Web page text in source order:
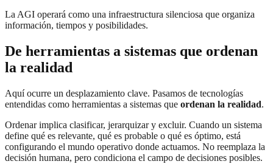
La AGI operará como una infraestructura silenciosa que organiza
información, tiempos y posibilidades.
De herramientas a sistemas que ordenan
la realidad
Aquí ocurre un desplazamiento clave. Pasamos de tecnologías
entendidas como herramientas a sistemas que ordenan la realidad.
Ordenar implica clasificar, jerarquizar y excluir. Cuando un sistema
define qué es relevante, qué es probable o qué es óptimo, está
configurando el mundo operativo donde actuamos. No reemplaza la
decisión humana, pero condiciona el campo de decisiones posibles.